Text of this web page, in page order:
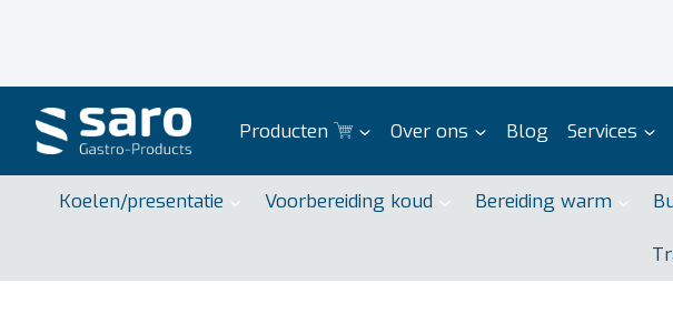
Producten Over ons Blog Services
Koelen/presentatie Voorbereiding koud Bereiding warm